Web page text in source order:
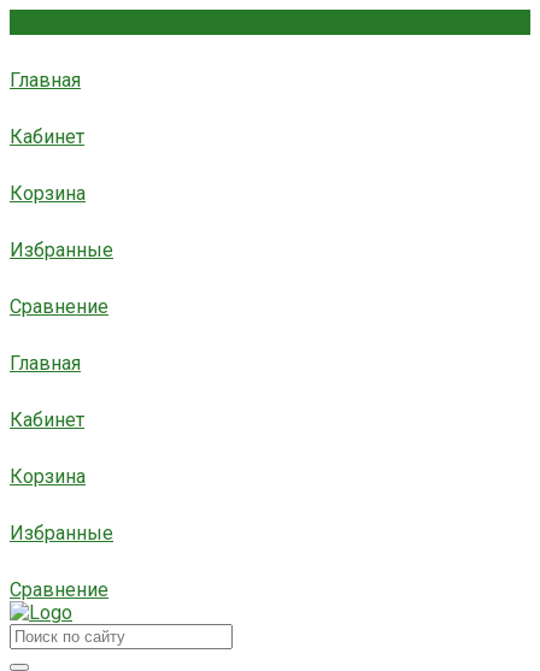
Главная
Кабинет
Корзина
Избранные
Сравнение
Главная
Кабинет
Корзина
Избранные
Сравнение